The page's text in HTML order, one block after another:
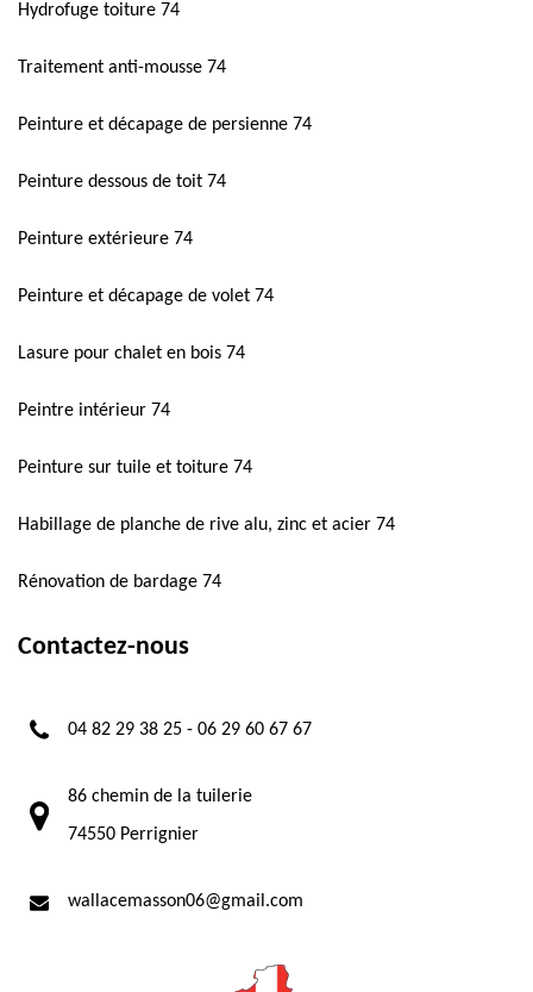
Hydrofuge toiture 74
Traitement anti-mousse 74
Peinture et décapage de persienne 74
Peinture dessous de toit 74
Peinture extérieure 74
Peinture et décapage de volet 74
Lasure pour chalet en bois 74
Peintre intérieur 74
Peinture sur tuile et toiture 74
Habillage de planche de rive alu, zinc et acier 74
Rénovation de bardage 74
Contactez-nous
04 82 29 38 25 - 06 29 60 67 67
86 chemin de la tuilerie
74550 Perrignier
wallacemasson06@gmail.com